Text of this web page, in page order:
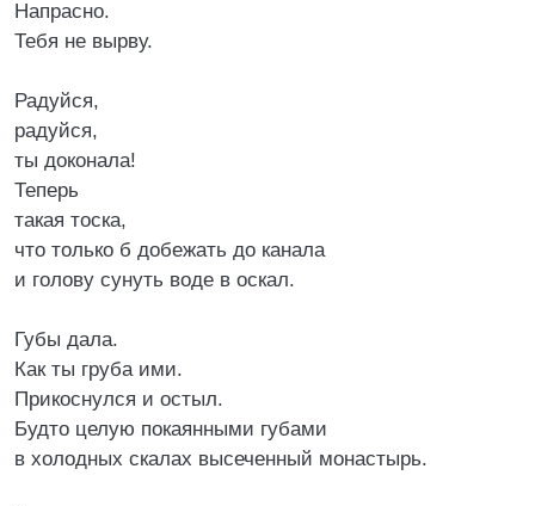
Напрасно.
Тебя не вырву.
Радуйся,
радуйся,
ты доконала!
Теперь
такая тоска,
что только б добежать до канала
и голову сунуть воде в оскал.
Губы дала.
Как ты груба ими.
Прикоснулся и остыл.
Будто целую покаянными губами
в холодных скалах высеченный монастырь.